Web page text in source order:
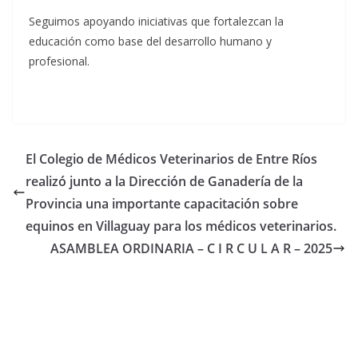
Seguimos apoyando iniciativas que fortalezcan la
educación como base del desarrollo humano y
profesional.
El Colegio de Médicos Veterinarios de Entre Ríos
realizó junto a la Dirección de Ganadería de la
Provincia una importante capacitación sobre
equinos en Villaguay para los médicos veterinarios.
ASAMBLEA ORDINARIA – C I R C U L A R – 2025